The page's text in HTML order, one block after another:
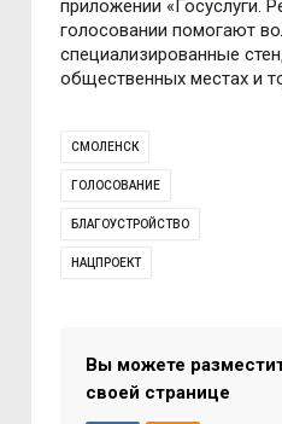
приложении «Госуслуги.
голосовании помогают
специализированные
общественных местах и
СМОЛЕНСК
ГОЛОСОВАНИЕ
БЛАГОУСТРОЙСТВО
НАЦПРОЕКТ
Вы можете
своей странице